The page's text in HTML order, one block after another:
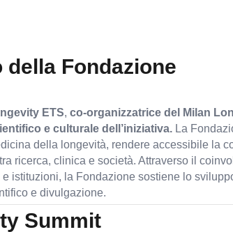
Fondazione
ETS, co-organizzatrice del Milan
e culturale dell’iniziativa. La
della longevità, rendere accessibile la
ricerca, clinica e società. Attraverso il
istituzioni, la Fondazione sostiene lo
e divulgazione.
Summit